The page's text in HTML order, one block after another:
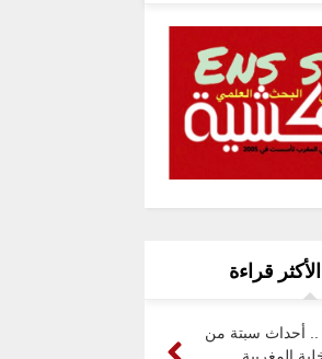
قراءة
.. أحداث سبتة من
المغربية